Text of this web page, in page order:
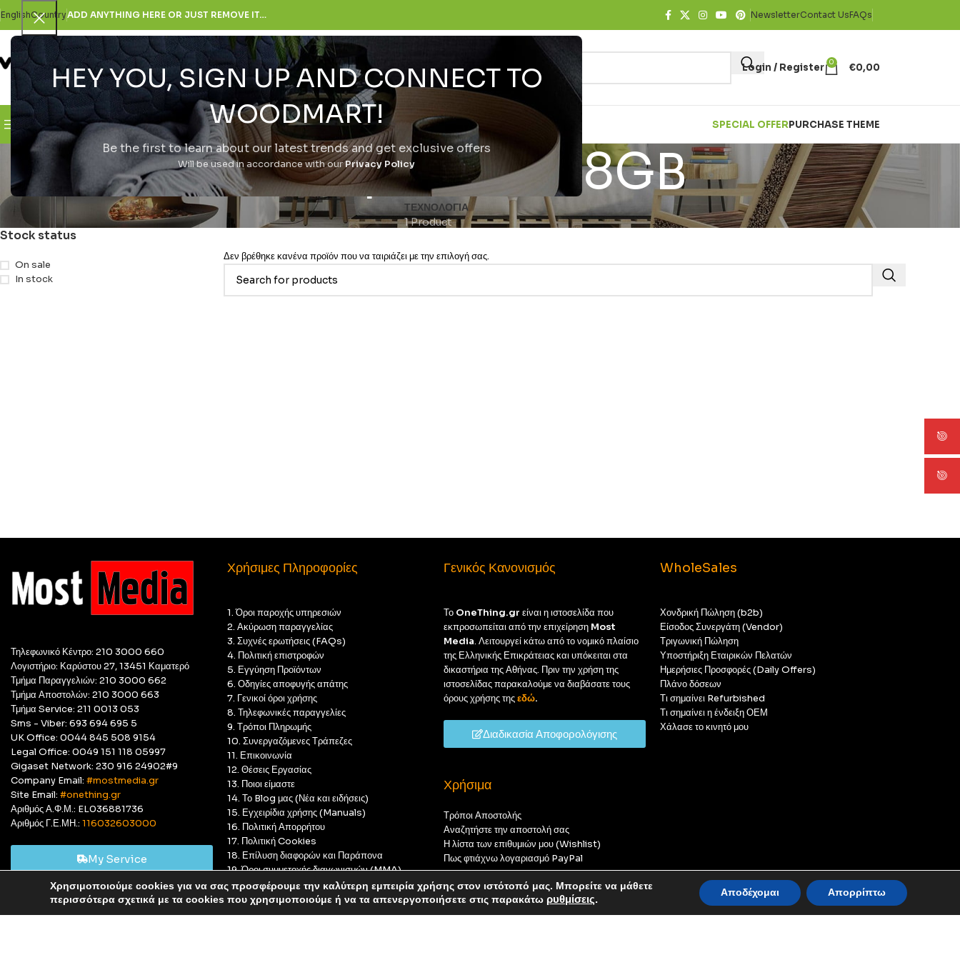
HEY YOU, SIGN UP AND CONNECT TO
WOODMART!
Be the first to learn about our latest trends and get exclusive offers
Will be used in accordance with ourPrivacy Policy
Αυτό είναι ένα δοκιμαστικό κατάστημα για δοκιμαστικούς σκοπούς — καμία παραγγελία δεν θα ολοκληρωθεί.
EnglishCountryADD ANYTHING HERE OR JUST REMOVE IT… NewsletterContact UsFAQs
SELECT CATEGORY
Login / Register 0 €0,00
Browse Categories H Εταιρεία SPECIAL OFFERPURCHASE THEME
smartphone 128GB
ΤΕΧΝΟΛΟΓΊΑ
1 Product
Stock status
On sale
In stock
Δεν βρέθηκε κανένα προϊόν που να ταιριάζει με την επιλογή σας.
Τηλεφωνικό Κέντρο: 210 3000 660
Λογιστήριο: Καρύστου 27, 13451 Καματερό
Τμήμα Παραγγελιών: 210 3000 662
Τμήμα Αποστολών: 210 3000 663
Τμήμα Service: 211 0013 053
Sms - Viber: 693 694 695 5
UK Office: 0044 845 508 9154
Legal Office: 0049 151 118 05997
Gigaset Network: 230 916 24902#9
Company Email: #mostmedia.gr
Site Email: #onething.gr
Αριθμός Α.Φ.Μ.: EL036881736
Αριθμός Γ.Ε.ΜΗ.: 116032603000
My Service
Χρήσιμες Πληροφορίες
1. Όροι παροχής υπηρεσιών
2. Ακύρωση παραγγελίας
3. Συχνές ερωτήσεις (FAQs)
4. Πολιτική επιστροφών
5. Εγγύηση Προϊόντων
6. Οδηγίες αποφυγής απάτης
7. Γενικοί όροι χρήσης
8. Τηλεφωνικές παραγγελίες
9. Τρόποι Πληρωμής
10. Συνεργαζόμενες Τράπεζες
11. Επικοινωνία
12. Θέσεις Εργασίας
13. Ποιοι είμαστε
14. Το Blog μας (Νέα και ειδήσεις)
15. Εγχειρίδια χρήσης (Manuals)
16. Πολιτική Απορρήτου
17. Πολιτική Cookies
18. Επίλυση διαφορών και Παράπονα
19. Όροι συμμετοχής διαγωνισμών (MMA)
20. GDPR Compliant
Γενικός Κανονισμός
Το OneThing.gr είναι η ιστοσελίδα που
εκπροσωπείται από την επιχείρηση Most
Media. Λειτουργεί κάτω από το νομικό πλαίσιο
της Ελληνικής Επικράτειας και υπόκειται στα
δικαστήρια της Αθήνας. Πριν την χρήση της
ιστοσελίδας παρακαλούμε να διαβάσατε τους
όρους χρήσης τηςεδώ.
Διαδικασία Αποφορολόγισης
Χρήσιμα
Τρόποι Αποστολής
Αναζητήστε την αποστολή σας
Η λίστα των επιθυμιών μου (Wishlist)
Πως φτιάχνω λογαριασμό PayPal
WholeSales
Χονδρική Πώληση (b2b)
Είσοδος Συνεργάτη (Vendor)
Τριγωνική Πώληση
Υποστήριξη Εταιρικών Πελατών
Ημερήσιες Προσφορές (Daily Offers)
Πλάνο δόσεων
Τι σημαίνει Refurbished
Τι σημαίνει η ένδειξη ΟΕΜ
Χάλασε το κινητό μου
© Most Media 2011 - 2025, All rights reserved
Χρησιμοποιούμε cookies για να σας προσφέρουμε την καλύτερη εμπειρία χρήσης στον ιστότοπό μας. Μπορείτε να μάθετε
περισσότερα σχετικά με τα cookies που χρησιμοποιούμε ή να τα απενεργοποιήσετε στις παρακάτω ρυθμίσεις. Αποδέχομαι Απορρίπτω